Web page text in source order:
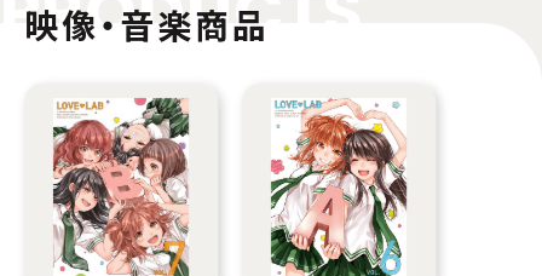
映像・音楽商品